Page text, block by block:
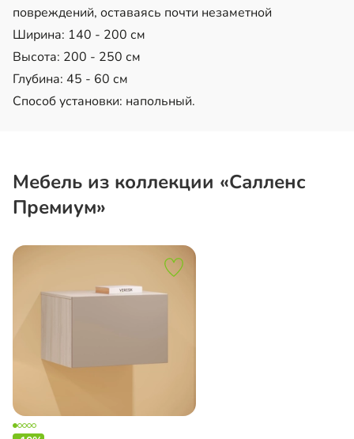
повреждений, оставаясь почти незаметной
Ширина: 140 - 200 см
Высота: 200 - 250 см
Глубина: 45 - 60 см
Способ установки: напольный.
Мебель из коллекции «Салленс
Премиум»